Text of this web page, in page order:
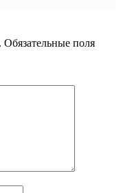
Обязательные поля